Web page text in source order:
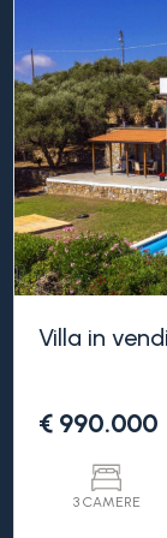
Villa in
€ 990.000
3 CAMERE
Vista mare